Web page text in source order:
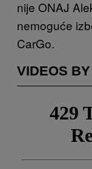
nije ONAJ
nemoguće
CarGo.
VIDEOS